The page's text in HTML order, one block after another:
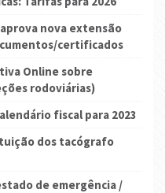
nova extensão
certificados
Online sobre
rodoviárias)
fiscal para 2023
dos tacógrafo
de emergência /